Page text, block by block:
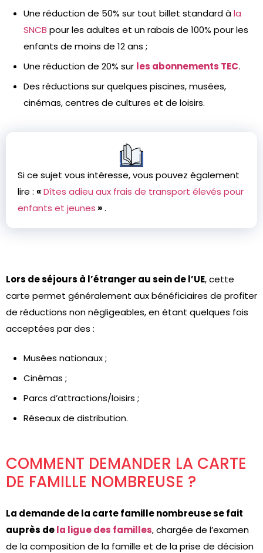
Une réduction de 50% sur tout billet standard àla
SNCB pour les adultes et un rabais de 100% pour les
enfants de moins de 12 ans ;
Une réduction de 20% sur les abonnements TEC.
Des réductions sur quelques piscines, musées,
cinémas, centres de cultures et de loisirs.
Si ce sujet vous intéresse, vous pouvez également
lire : «Dîtes adieu aux frais de transport élevés pour
enfants et jeunes ».
Lors de séjours à l’étranger au sein de l’UE, cette
carte permet généralement aux bénéficiaires de profiter
de réductions non négligeables, en étant quelques fois
acceptées par des :
Musées nationaux ;
Cinémas ;
Parcs d’attractions/loisirs ;
Réseaux de distribution.
COMMENT DEMANDER LA CARTE
DE FAMILLE NOMBREUSE ?
La demande de la carte famille nombreuse se fait
auprès dela ligue des familles, chargée de l’examen
de la composition de la famille et de la prise de décision